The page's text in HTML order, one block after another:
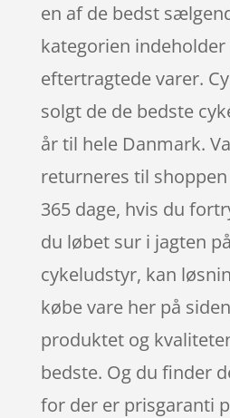
en af de bedst
kategorien indeholder
eftertragtede varer.
solgt de de bedste
år til hele Danmark.
returneres til
365 dage, hvis du
du løbet sur i jagten
cykeludstyr, kan
købe vare her på
produktet og
bedste. Og du finder
for der er prisgaranti